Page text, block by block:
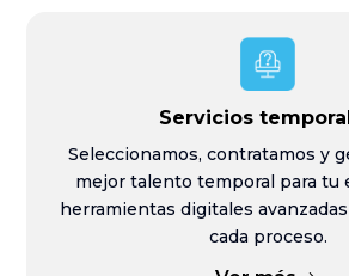
Servicios
Seleccionamos, contratamos y
mejor talento temporal para tu
herramientas digitales
cada proceso.